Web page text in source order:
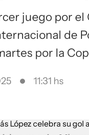
juego por
de
por la
11:31 hs